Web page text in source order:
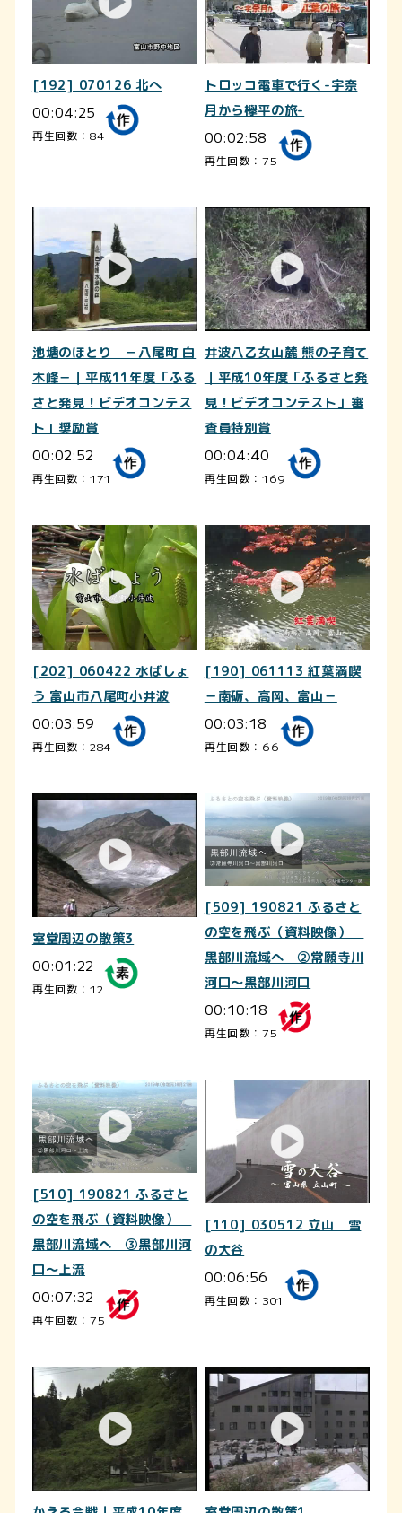
[192] 070126 北へ
00:04:25
再生回数：84
トロッコ電車で行く-宇奈
月から欅平の旅-
00:02:58
再生回数：75
池塘のほとり －八尾町 白
木峰－｜平成11年度「ふる
さと発見！ビデオコンテス
ト」奨励賞
00:02:52
再生回数：171
井波八乙女山麓 熊の子育て
｜平成10年度「ふるさと発
見！ビデオコンテスト」審
査員特別賞
00:04:40
再生回数：169
[202] 060422 水ばしょ
う 富山市八尾町小井波
00:03:59
再生回数：284
[190] 061113 紅葉満喫
－南砺、高岡、富山－
00:03:18
再生回数：66
室堂周辺の散策3
00:01:22
再生回数：12
[509] 190821 ふるさと
の空を飛ぶ（資料映像）
黒部川流域へ ②常願寺川
河口～黒部川河口
00:10:18
再生回数：75
[510] 190821 ふるさと
の空を飛ぶ（資料映像）
黒部川流域へ ③黒部川河
口～上流
00:07:32
再生回数：75
[110] 030512 立山 雪
の大谷
00:06:56
再生回数：301